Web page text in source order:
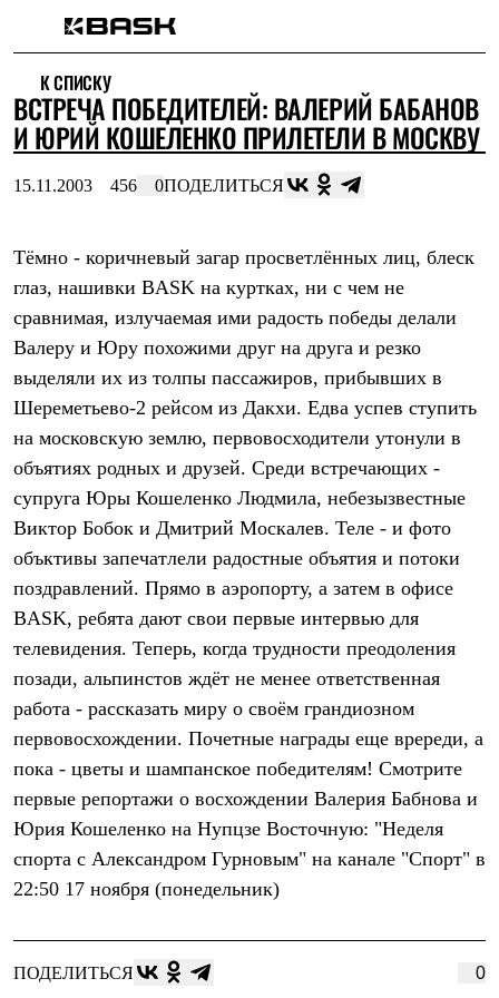
Интернет-магазин
Мужская одежда
Утепленная пухом
Куртки
Жилеты
Куртки
Штормовая одежда
Куртки
Брюки
Софтшелл одежда
Куртки
Брюки
Флисовая одежда
Куртки
Брюки
Термобелье
Теплое термобелье
Среднее термобелье
Легкое термобелье
Лёгкая одежда
Футболки
Рубашки
Толстовки
Брюки
Шорты
Женская одежда
Утепленная пухом
Жилеты
Утепленная синтетикой
Куртки
Брюки
Штормовая одежда
Брюки
К СПИСКУ
ВСТРЕЧА ПОБЕДИТЕЛЕЙ: ВАЛЕРИЙ БАБАНОВ
И ЮРИЙ КОШЕЛЕНКО ПРИЛЕТЕЛИ В МОСКВУ
15.11.2003 456 0ПОДЕЛИТЬСЯ
Тёмно - коричневый загар просветлённых лиц, блеск
глаз, нашивки BASK на куртках, ни с чем не
сравнимая, излучаемая ими радость победы делали
Валеру и Юру похожими друг на друга и резко
выделяли их из толпы пассажиров, прибывших в
Шереметьево-2 рейсом из Дакхи. Едва успев ступить
на московскую землю, первовосходители утонули в
объятиях родных и друзей. Среди встречающих -
супруга Юры Кошеленко Людмила, небезызвестные
Виктор Бобок и Дмитрий Москалев. Теле - и фото
объктивы запечатлели радостные объятия и потоки
поздравлений. Прямо в аэропорту, а затем в офисе
BASK, ребята дают свои первые интервью для
телевидения. Теперь, когда трудности преодоления
позади, альпинстов ждёт не менее ответственная
работа - рассказать миру о своём грандиозном
первовосхождении. Почетные награды еще вререди, а
пока - цветы и шампанское победителям! Смотрите
первые репортажи о восхождении Валерия Бабнова и
Юрия Кошеленко на Нупцзе Восточную: "Неделя
спорта с Александром Гурновым" на канале "Спорт" в
22:50 17 ноября (понедельник)
ПОДЕЛИТЬСЯ 0